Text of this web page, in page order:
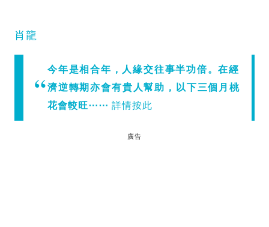
肖龍
今年是相合年，人緣交往事半功倍。在經
濟逆轉期亦會有貴人幫助，以下三個月桃
花會較旺⋯⋯ 詳情按此
廣告